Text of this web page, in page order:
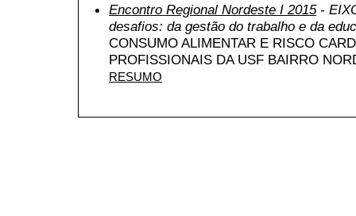
Encontro Regional Nordeste I 2015-
desafios: da gestão do trabalho e da
CONSUMO ALIMENTAR E RISCO
PROFISSIONAIS DA USF BAIRRO
RESUMO